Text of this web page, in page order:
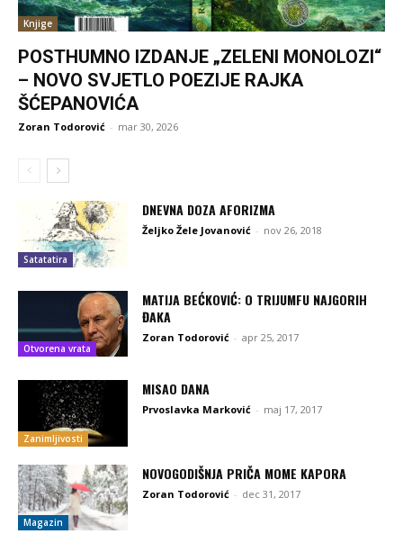
Knjige
POSTHUMNO IZDANJE „ZELENI MONOLOZI“
– NOVO SVJETLO POEZIJE RAJKA
ŠĆEPANOVIĆA
Zoran Todorović - mar 30, 2026
Satatatira
DNEVNA DOZA AFORIZMA
Željko Žele Jovanović - nov 26, 2018
Otvorena vrata
MATIJA BEĆKOVIĆ: O TRIJUMFU NAJGORIH
ĐAKA
Zoran Todorović - apr 25, 2017
Zanimljivosti
MISAO DANA
Prvoslavka Marković - maj 17, 2017
Magazin
NOVOGODIŠNJA PRIČA MOME KAPORA
Zoran Todorović - dec 31, 2017